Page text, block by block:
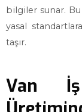
bilgiler sunar. Bu
yasal
taşır.
Van